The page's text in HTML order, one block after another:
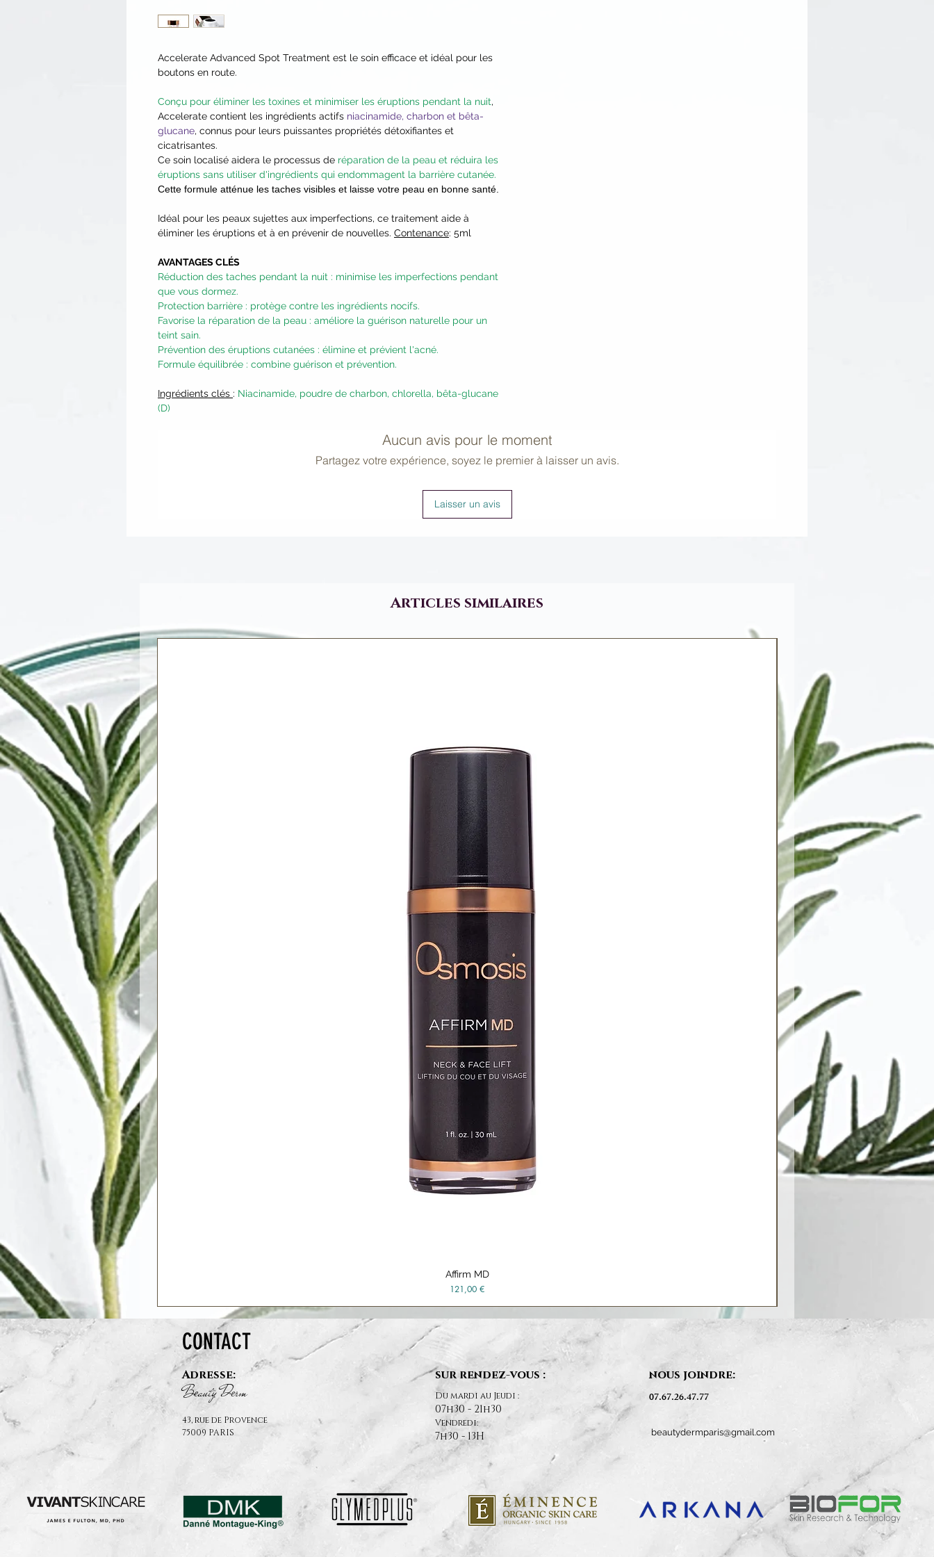
Accelerate Advanced Spot Treatment est le soin efficace et idéal pour les
boutons en route.
Conçu pour éliminer les toxines et minimiser les éruptions pendant la nuit,
Accelerate contient les ingrédients actifs niacinamide, charbon et bêta-
glucane, connus pour leurs puissantes propriétés détoxifiantes et
cicatrisantes.
Ce soin localisé aidera le processus de réparation de la peau et réduira les
éruptions sans utiliser d'ingrédients qui endommagent la barrière cutanée.
Cette formule atténue les taches visibles et laisse votre peau en bonne santé.
Idéal pour les peaux sujettes aux imperfections, ce traitement aide à
éliminer les éruptions et à en prévenir de nouvelles. Contenance: 5ml
AVANTAGES CLÉS
Réduction des taches pendant la nuit : minimise les imperfections pendant
que vous dormez.
Protection barrière : protège contre les ingrédients nocifs.
Favorise la réparation de la peau : améliore la guérison naturelle pour un
teint sain.
Prévention des éruptions cutanées : élimine et prévient l'acné.
Formule équilibrée : combine guérison et prévention.
Ingrédients clés : Niacinamide, poudre de charbon, chlorella, bêta-glucane
(D)
Aucun avis pour le moment
Partagez votre expérience, soyez le premier à laisser un avis.
Laisser un avis
Articles similaires
Aperçu rapide
Affirm MD
Prix
121,00 €
CONTACT
Adresse:
Beauty Derm
43, rue de Provence
75009 PARIS
sur rendez-vous :
Du mardi au Jeudi :
07h30 - 21h30
Vendredi:
7h30 - 13H
nous joindre:
07.67.26.47.77
beautydermparis@gmail.com